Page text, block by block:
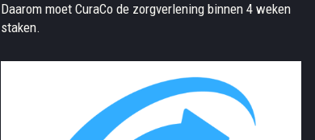
Daarom moet CuraCo de zorgverlening binnen 4 weken
staken.